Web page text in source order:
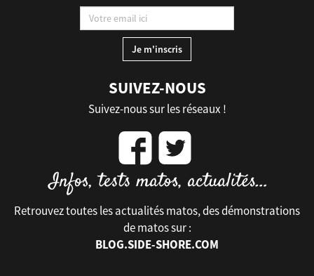
SUIVEZ-NOUS
Suivez-nous sur les réseaux !
Retrouvez toutes les actualités matos, des démonstrations
de matos sur :
BLOG.SIDE-SHORE.COM